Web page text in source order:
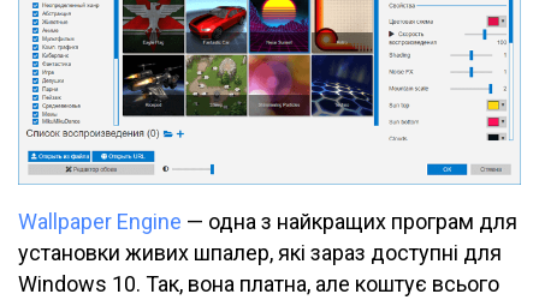
Wallpaper Engine — одна з найкращих програм для
установки живих шпалер, які зараз доступні для
Windows 10. Так, вона платна, але коштує всього